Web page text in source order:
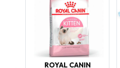
ROYAL CANIN